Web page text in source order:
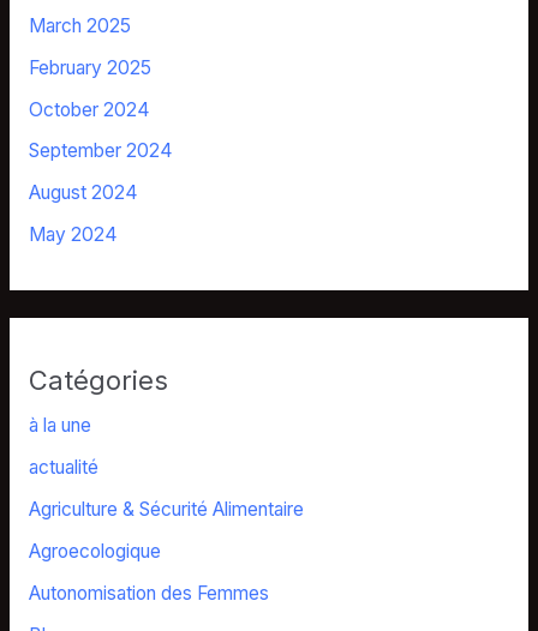
March 2025
February 2025
October 2024
September 2024
August 2024
May 2024
Catégories
à la une
actualité
Agriculture & Sécurité Alimentaire
Agroecologique
Autonomisation des Femmes